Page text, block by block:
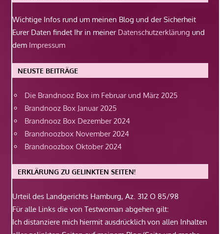
Wichtige Infos rund um meinen Blog und der Sicherheit
Eurer Daten findet Ihr in meiner Datenschutzerklärung und
dem Impressum
NEUSTE BEITRÄGE
Die Brandnooz Box im Februar und März 2025
Brandnooz Box Januar 2025
Brandnooz Box Dezember 2024
Brandnoozbox November 2024
Brandnoozbox Oktober 2024
ERKLÄRUNG ZU GELINKTEN SEITEN!
Urteil des Landgerichts Hamburg, Az. 312 O 85/98
Für alle Links die von Testwoman abgehen gilt:
Ich distanziere mich hiermit ausdrücklich von allen Inhalten